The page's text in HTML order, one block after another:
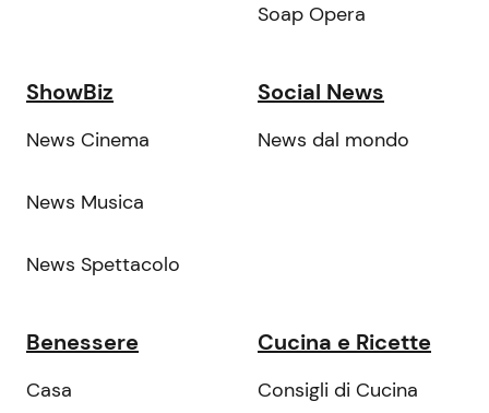
Soap Opera
ShowBiz
News Cinema
News Musica
News Spettacolo
Social News
News dal mondo
Benessere
Casa
Cucina e Ricette
Consigli di Cucina